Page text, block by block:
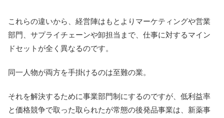
これらの違いから、経営陣はもとよりマーケティングや営業
部門、サプライチェーンや卸担当まで、仕事に対するマイン
ドセットが全く異なるのです。
同一人物が両方を手掛けるのは至難の業。
それを解決するために事業部門制にするのですが、低利益率
と価格競争で取った取られたが常態の後発品事業は、新薬事